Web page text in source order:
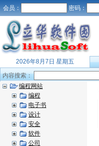
会员： 密码：
2026年8月7日 星期五
内容搜索：
编程网站
编程
电子书
设计
安全
软件
公司